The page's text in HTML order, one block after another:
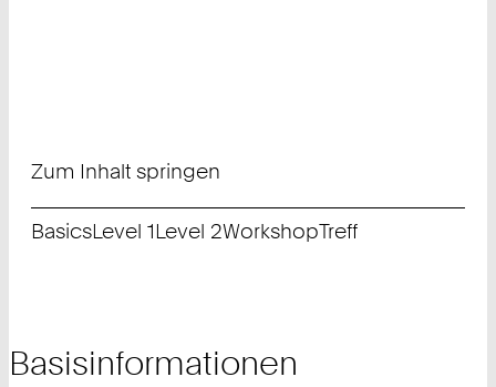
Zum Inhalt springen
BasicsLevel 1Level 2WorkshopTreff
Basisinformationen